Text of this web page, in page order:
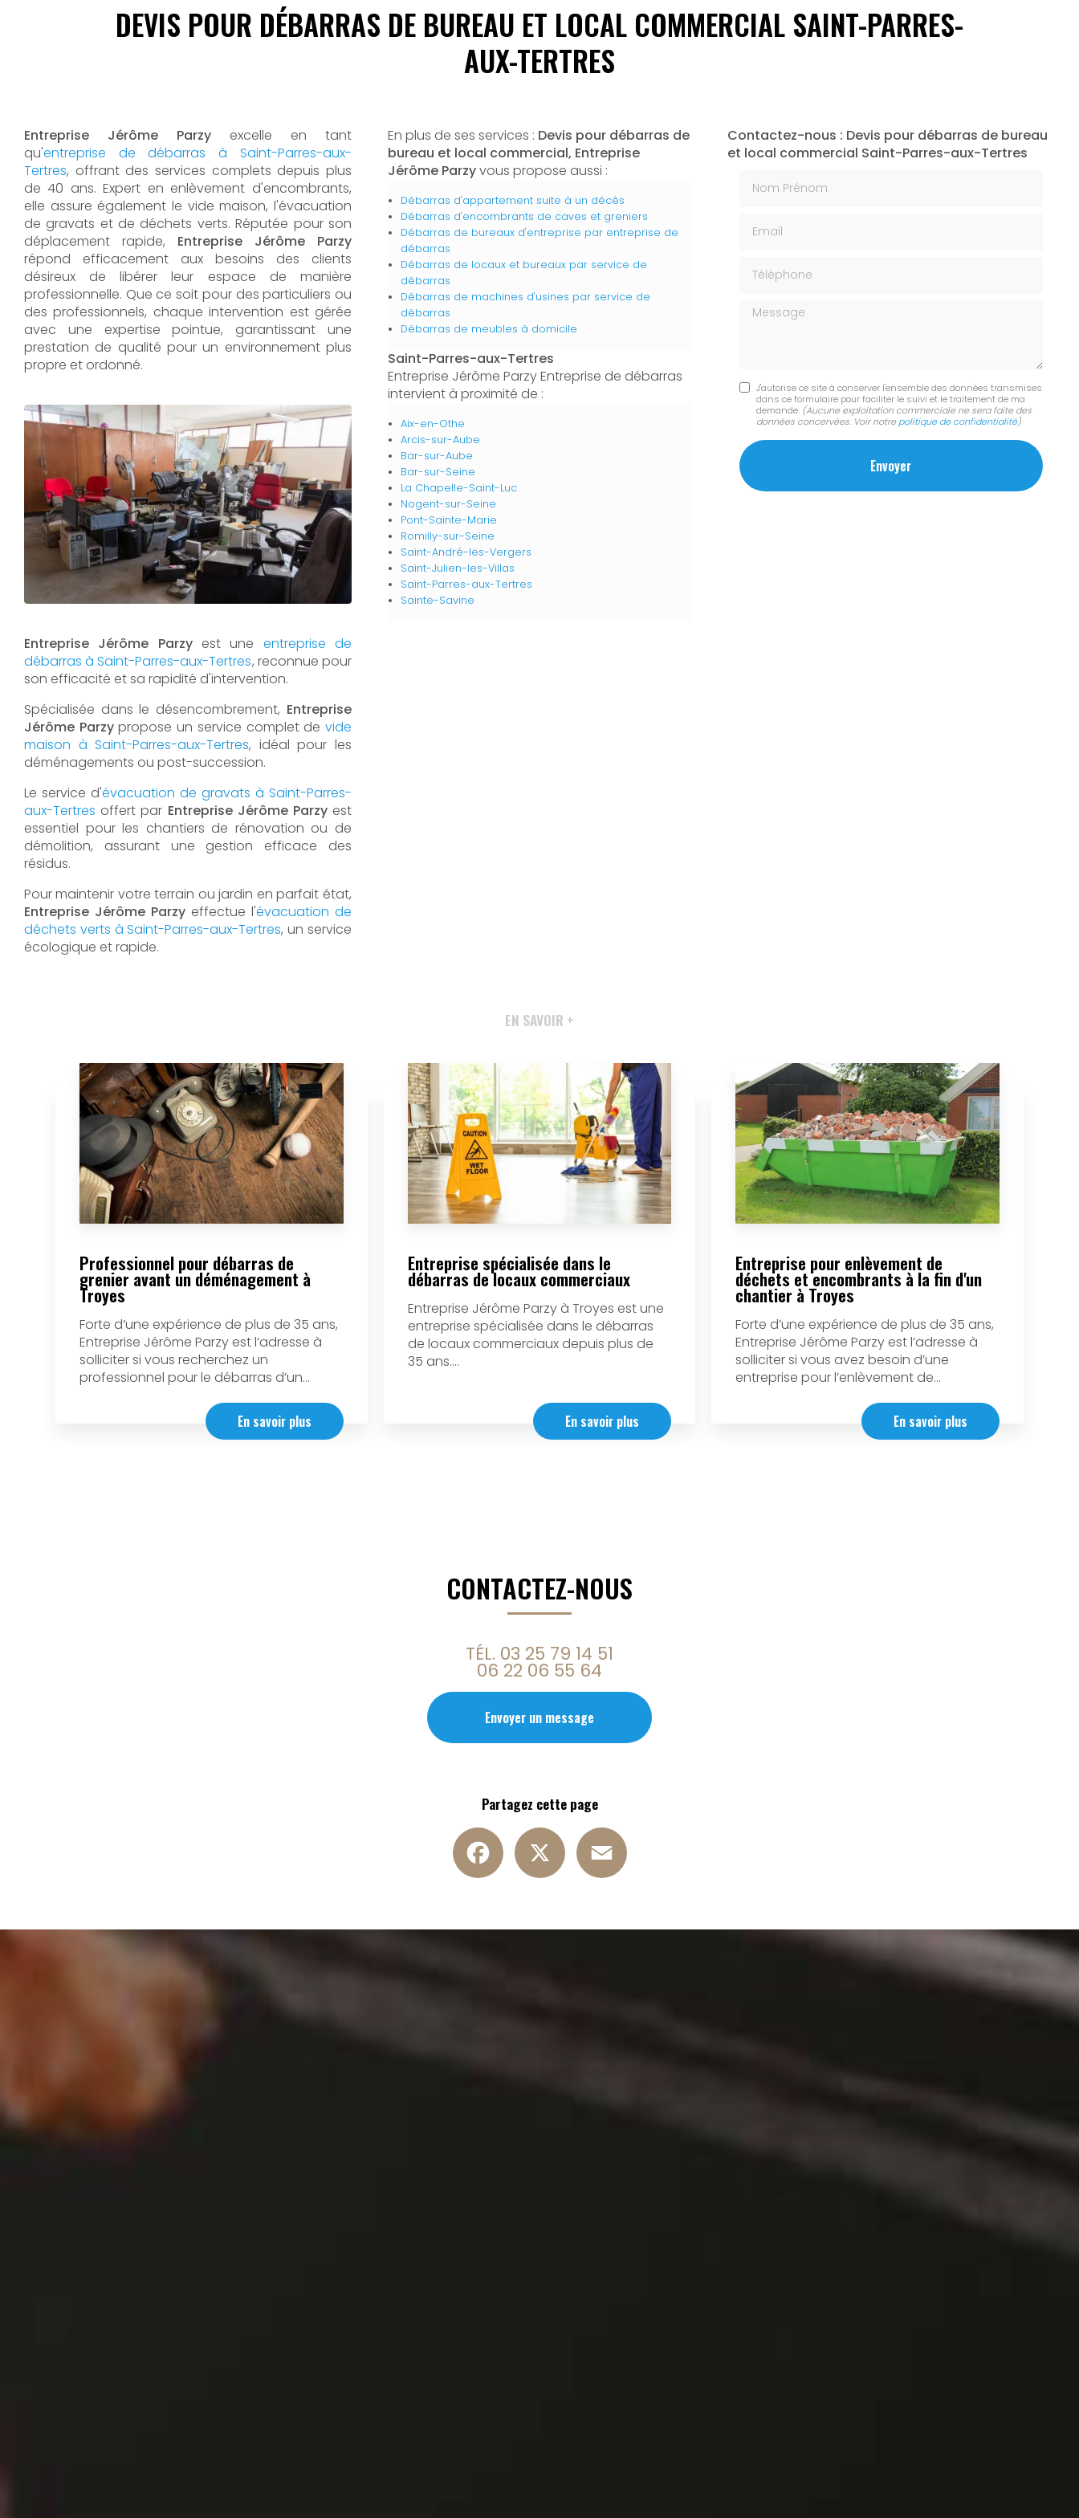
DEVIS POUR DÉBARRAS DE BUREAU ET LOCAL COMMERCIAL SAINT-PARRES-
AUX-TERTRES
Entreprise Jérôme Parzy excelle en tant
qu'entreprise de débarras à Saint-Parres-aux-
Tertres, offrant des services complets depuis plus
de 40 ans. Expert en enlèvement d'encombrants,
elle assure également le vide maison, l'évacuation
de gravats et de déchets verts. Réputée pour son
déplacement rapide, Entreprise Jérôme Parzy
répond efficacement aux besoins des clients
désireux de libérer leur espace de manière
professionnelle. Que ce soit pour des particuliers ou
des professionnels, chaque intervention est gérée
avec une expertise pointue, garantissant une
prestation de qualité pour un environnement plus
propre et ordonné.
Entreprise Jérôme Parzyest une entreprise de
débarras à Saint-Parres-aux-Tertres, reconnue pour
son efficacité et sa rapidité d'intervention.
Spécialisée dans le désencombrement, Entreprise
Jérôme Parzypropose un service complet de vide
maison à Saint-Parres-aux-Tertres, idéal pour les
déménagements ou post-succession.
Le service d'évacuation de gravats à Saint-Parres-
aux-Tertres offert par Entreprise Jérôme Parzyest
essentiel pour les chantiers de rénovation ou de
démolition, assurant une gestion efficace des
résidus.
Pour maintenir votre terrain ou jardin en parfait état,
Entreprise Jérôme Parzy effectue l'évacuation de
déchets verts à Saint-Parres-aux-Tertres, un service
écologique et rapide.
En plus de ses services : Devis pour débarras de
bureau et local commercial, Entreprise
Jérôme Parzyvous propose aussi :
Débarras d'appartement suite à un décès
Débarras d'encombrants de caves et greniers
Débarras de bureaux d'entreprise par entreprise de
débarras
Débarras de locaux et bureaux par service de
débarras
Débarras de machines d'usines par service de
débarras
Débarras de meubles à domicile
Saint-Parres-aux-Tertres
Entreprise Jérôme Parzy Entreprise de débarras
intervient à proximité de :
Aix-en-Othe
Arcis-sur-Aube
Bar-sur-Aube
Bar-sur-Seine
La Chapelle-Saint-Luc
Nogent-sur-Seine
Pont-Sainte-Marie
Romilly-sur-Seine
Saint-André-les-Vergers
Saint-Julien-les-Villas
Saint-Parres-aux-Tertres
Sainte-Savine
Contactez-nous : Devis pour débarras de bureau
et local commercial Saint-Parres-aux-Tertres
Message
J'autorise ce site à conserver l'ensemble des données transmises
dans ce formulaire pour faciliter le suivi et le traitement de ma
demande. (Aucune exploitation commerciale ne sera faite des
données concervées. Voir notre politique de confidentialité)
EN SAVOIR +
Professionnel pour débarras de
grenier avant un déménagement à
Troyes
Forte d’une expérience de plus de 35 ans,
Entreprise Jérôme Parzy est l’adresse à
solliciter si vous recherchez un
professionnel pour le débarras d’un...
En savoir plus
Entreprise spécialisée dans le
débarras de locaux commerciaux
Entreprise Jérôme Parzy à Troyes est une
entreprise spécialisée dans le débarras
de locaux commerciaux depuis plus de
35 ans....
En savoir plus
Entreprise pour enlèvement de
déchets et encombrants à la fin d'un
chantier à Troyes
Forte d’une expérience de plus de 35 ans,
Entreprise Jérôme Parzy est l’adresse à
solliciter si vous avez besoin d’une
entreprise pour l’enlèvement de...
En savoir plus
CONTACTEZ-NOUS
TÉL. 03 25 79 14 51
06 22 06 55 64
Envoyer un message
Partagez cette page
Facebook